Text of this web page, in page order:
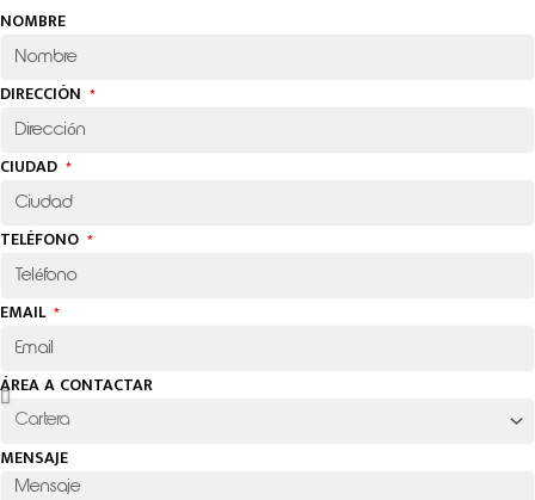
NOMBRE
DIRECCIÓN
CIUDAD
TELÉFONO
EMAIL
ÁREA A CONTACTAR
MENSAJE